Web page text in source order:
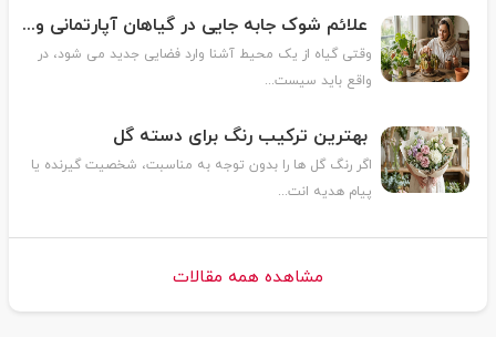
علائم شوک جابه جایی در گیاهان آپارتمانی و روش درمان آن
وقتی گیاه از یک محیط آشنا وارد فضایی جدید می شود، در
واقع باید سیست...
بهترین ترکیب رنگ برای دسته گل
اگر رنگ گل ها را بدون توجه به مناسبت، شخصیت گیرنده یا
پیام هدیه انت...
مشاهده همه مقالات